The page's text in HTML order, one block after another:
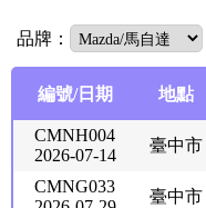
品牌：
編號/日期 地點
CMNH004
2026-07-14
臺中市
CMNG033
臺中市